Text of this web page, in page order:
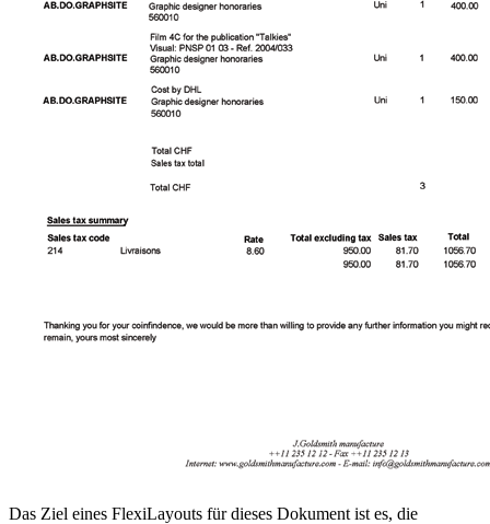
Das Ziel eines FlexiLayouts für dieses Dokument ist es, die